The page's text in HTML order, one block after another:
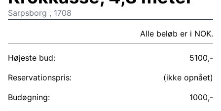
Sarpsborg , 1708
Alle beløb er i NOK.
Højeste bud:
5100,-
Reservationspris:
(ikke opnået)
Budøgning:
1000,-